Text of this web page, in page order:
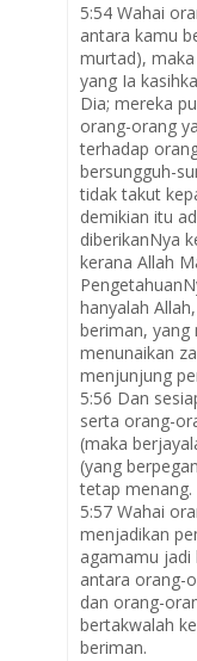
5:54 Wahai
antara kamu
murtad),
yang Ia
Dia; mereka
orang-orang
terhadap
bersungguh-
tidak takut
demikian itu
diberikanNya
kerana Allah
hanyalah
beriman, yang
menunaikan
menjunjung
5:56 Dan
serta orang-
(maka
(yang
tetap menang.
5:57 Wahai
menjadikan
agamamu jadi
antara orang-
dan orang-
bertakwalah
beriman.